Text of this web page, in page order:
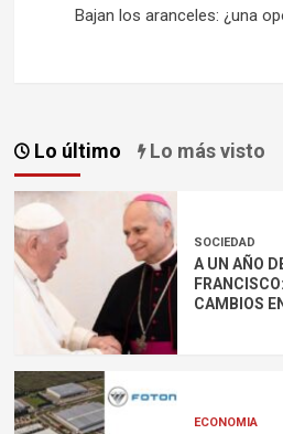
Bajan los aranceles: ¿una
Lo último Lo más visto
SOCIEDAD
A UN AÑO
CAMBIOS
ECONOMIA